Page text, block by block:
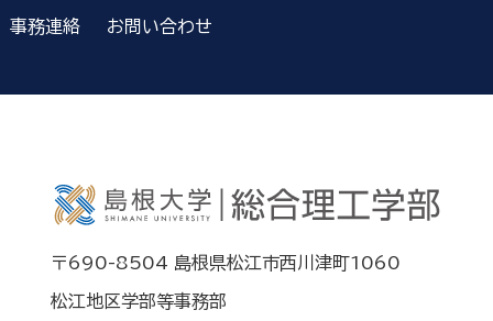
事務連絡 お問い合わせ
〒690-8504 島根県松江市西川津町1060
松江地区学部等事務部